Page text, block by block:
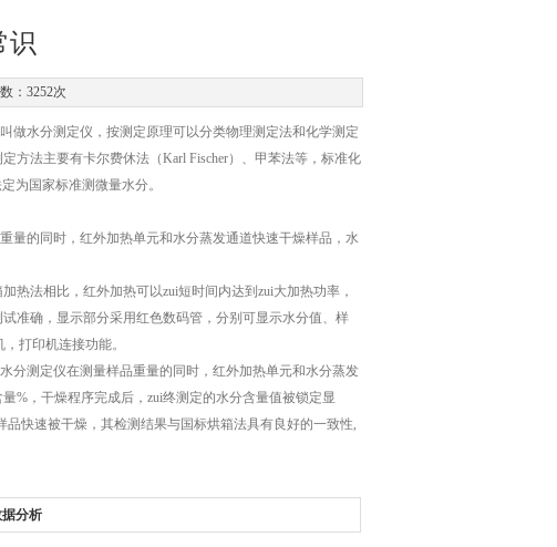
识
：3252次
做水分测定仪，按测定原理可以分类物理测定法和化学测定
方法主要有卡尔费休法（Karl Fischer）、甲苯法等，标准化
为国家标准测微量水分。
量的同时，红外加热单元和水分蒸发通道快速干燥样品，水
热法相比，红外加热可以zui短时间内达到zui大加热功率，
准确，显示部分采用红色数码管，分别可显示水分值、样
打印机连接功能。
分测定仪在测量样品重量的同时，红外加热单元和水分蒸发
%，干燥程序完成后，zui终测定的水分含量值被锁定显
快速被干燥，其检测结果与国标烘箱法具有良好的一致性,
分析